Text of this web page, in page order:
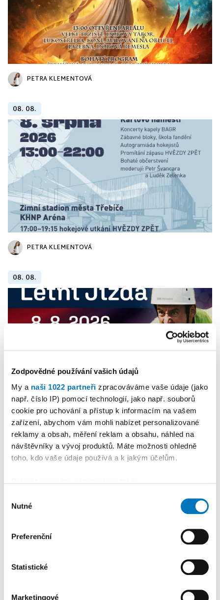
Zodpovědné používání vašich údajů
My a naši 1022 partneři zpracováváme vaše údaje (jako
např. číslo IP) pomocí technologií, jako např. souborů
cookie pro uchování a přístup k informacím na vašem
zařízení, abychom vám mohli nabízet personalizované
reklamy a obsah, měření reklam a obsahu, náhled na
návštěvníky a vývoj produktů. Máte možnosti ohledně
toho, kdo vaše údaje používá a k jakým účelům.
poloze, které mohou být přesné na několik metrů
skenování pro konkrétní charakteristiky (otisk prstu)
Zjistěte více o tom, jak zpracováváme vaše osobní
Svůj souhlas můžete kdykoliv změnit nebo odvolat v
souhlasu
Nutné
Preferenční
Statistické
Marketingové
PETRA KLEMENTOVÁ
08. 08.
PETRA KLEMENTOVÁ
08. 08.
PETRA KLEMENTOVÁ
08. 08.
PREMIUM